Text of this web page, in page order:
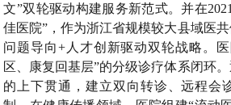
文”双轮驱动构建服务新范式。并在
佳医院”，作为浙江省规模较大县域医
问题导向+人才创新驱动双轮战略。
区、康复回基层”的分级诊疗体系闭环
的上下贯通，建立双向转诊、远程会